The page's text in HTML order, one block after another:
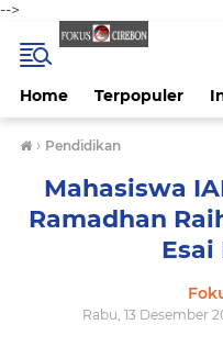
-->
Home Terpopuler
› Pendidikan
Mahasiswa
Ramadhan
Esai
Rabu, 13 Desember